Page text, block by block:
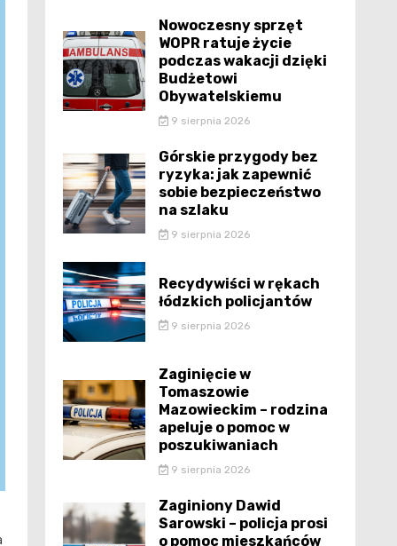
Nowoczesny sprzęt
WOPR ratuje życie
podczas wakacji dzięki
Budżetowi
Obywatelskiemu
9 sierpnia 2026
Górskie przygody bez
ryzyka: jak zapewnić
sobie bezpieczeństwo
na szlaku
9 sierpnia 2026
Recydywiści w rękach
łódzkich policjantów
9 sierpnia 2026
Zaginięcie w
Tomaszowie
Mazowieckim – rodzina
apeluje o pomoc w
poszukiwaniach
9 sierpnia 2026
Zaginiony Dawid
Sarowski – policja prosi
o pomoc mieszkańców